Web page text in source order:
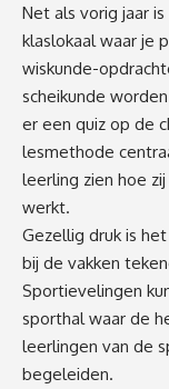
Net als vorig jaar
klaslokaal waar je
wiskunde-
scheikunde
er een quiz op de
lesmethode
leerling zien hoe
werkt.
Gezellig druk is
bij de vakken
Sportievelingen
sporthal waar de
leerlingen van de
begeleiden.